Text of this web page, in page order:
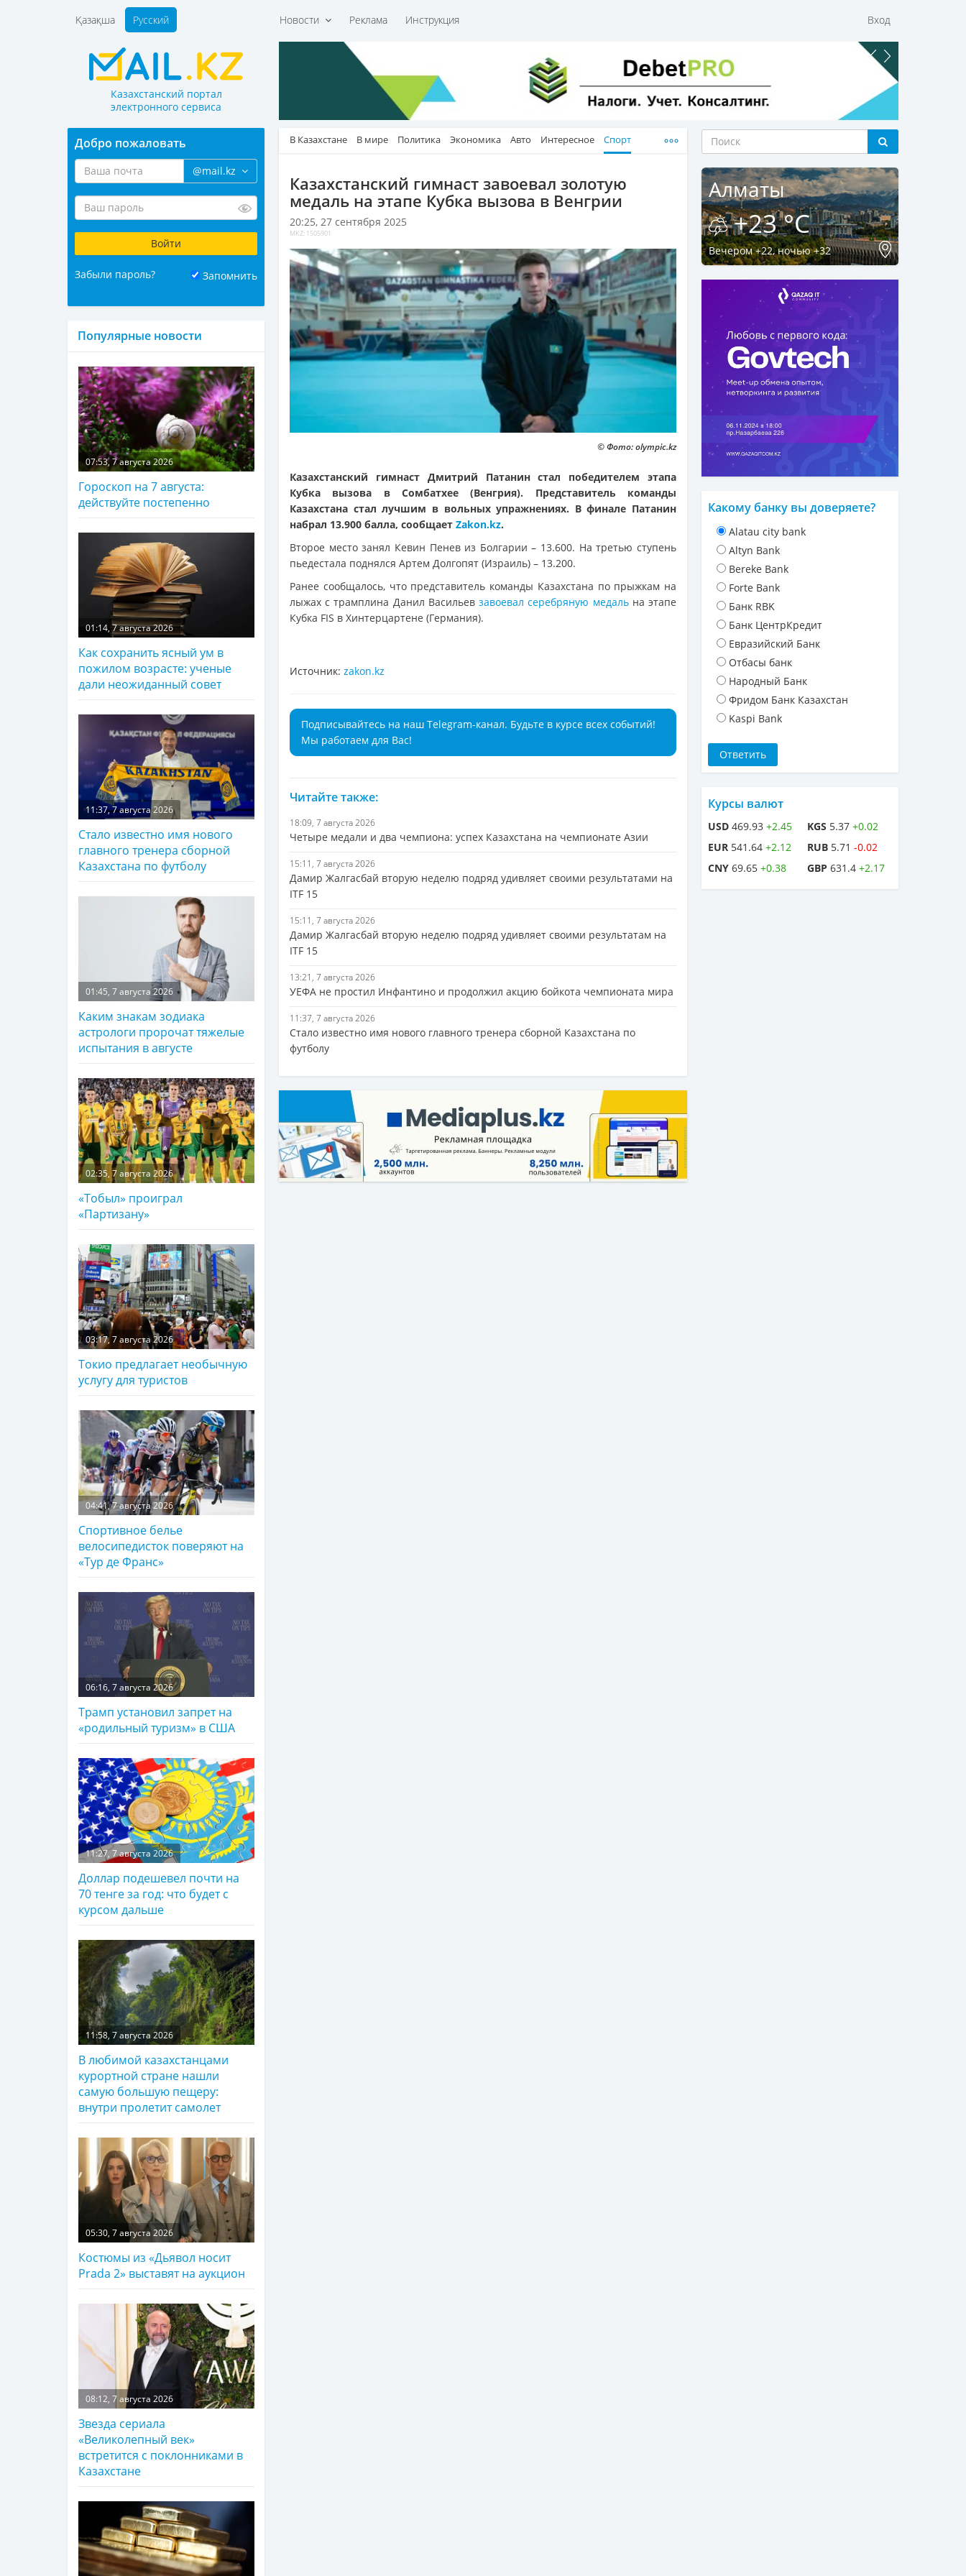
Новости Реклама Инструкция Вход
Қазақша Русский
Казахстанский портал
электронного сервиса
В Казахстане В мире Политика Экономика Авто Интересное Спорт
Казахстанский гимнаст завоевал золотую
медаль на этапе Кубка вызова в Венгрии
20:25, 27 сентября 2025
MKZ: 1505901
© Фото: olympic.kz
Казахстанский гимнаст Дмитрий Патанин стал победителем этапа
Кубка вызова в Сомбатхее (Венгрия). Представитель команды
Казахстана стал лучшим в вольных упражнениях. В финале Патанин
набрал 13.900 балла, сообщает Zakon.kz.
Второе место занял Кевин Пенев из Болгарии – 13.600. На третью ступень
пьедестала поднялся Артем Долгопят (Израиль) – 13.200.
Ранее сообщалось, что представитель команды Казахстана по прыжкам на
лыжах с трамплина Данил Васильевзавоевал серебряную медальна этапе
Кубка FIS в Хинтерцартене (Германия).
Источник: zakon.kz
Подписывайтесь на наш Telegram-канал. Будьте в курсе всех событий!
Мы работаем для Вас!
Читайте также:
18:09, 7 августа 2026
Четыре медали и два чемпиона: успех Казахстана на чемпионате Азии
15:11, 7 августа 2026
Дамир Жалгасбай вторую неделю подряд удивляет своими результатами на
ITF 15
15:11, 7 августа 2026
Дамир Жалгасбай вторую неделю подряд удивляет своими результатам на
ITF 15
13:21, 7 августа 2026
УЕФА не простил Инфантино и продолжил акцию бойкота чемпионата мира
11:37, 7 августа 2026
Стало известно имя нового главного тренера сборной Казахстана по
футболу
Добро пожаловать
@mail.kz
Забыли пароль? Запомнить
Популярные новости
07:53, 7 августа 2026
Гороскоп на 7 августа:
действуйте постепенно
01:14, 7 августа 2026
Как сохранить ясный ум в
пожилом возрасте: ученые
дали неожиданный совет
11:37, 7 августа 2026
Стало известно имя нового
главного тренера сборной
Казахстана по футболу
01:45, 7 августа 2026
Каким знакам зодиака
астрологи пророчат тяжелые
испытания в августе
02:35, 7 августа 2026
«Тобыл» проиграл
«Партизану»
03:17, 7 августа 2026
Токио предлагает необычную
услугу для туристов
04:41, 7 августа 2026
Спортивное белье
велосипедисток поверяют на
«Тур де Франс»
06:16, 7 августа 2026
Трамп установил запрет на
«родильный туризм» в США
11:27, 7 августа 2026
Доллар подешевел почти на
70 тенге за год: что будет с
курсом дальше
11:58, 7 августа 2026
В любимой казахстанцами
курортной стране нашли
самую большую пещеру:
внутри пролетит самолет
05:30, 7 августа 2026
Костюмы из «Дьявол носит
Prada 2» выставят на аукцион
08:12, 7 августа 2026
Звезда сериала
«Великолепный век»
встретится с поклонниками в
Казахстане
Алматы
+23 °C
Вечером +22, ночью +32
Какому банку вы доверяете?
Alatau city bank
Altyn Bank
Bereke Bank
Forte Bank
Банк RBK
Банк ЦентрКредит
Евразийский Банк
Отбасы банк
Народный Банк
Фридом Банк Казахстан
Kaspi Bank
Курсы валют
USD 469.93 +2.45
EUR 541.64 +2.12
CNY 69.65 +0.38
KGS 5.37 +0.02
RUB 5.71 -0.02
GBP 631.4 +2.17